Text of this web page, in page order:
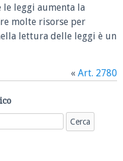
leggi aumenta la
molte risorse per
lettura delle leggi è un
« Art. 2780